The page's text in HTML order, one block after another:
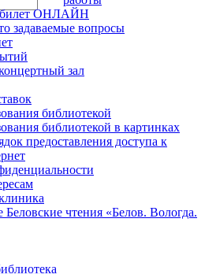
билет ОНЛАЙН
задаваемые вопросы
зал
библиотекой
библиотекой в картинках
предоставления доступа к
Беловские чтения «Белов. Вологда.